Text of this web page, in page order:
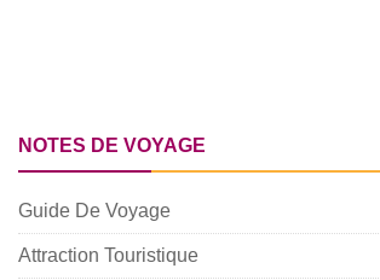
NOTES DE VOYAGE
Guide De Voyage
Attraction Touristique